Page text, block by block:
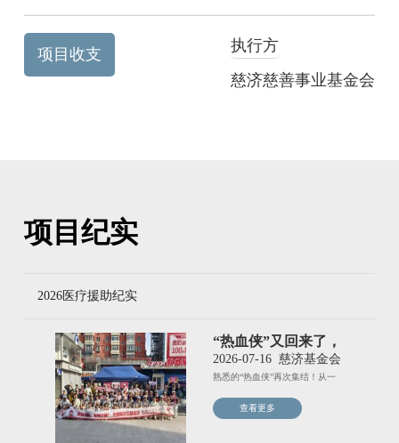
项目收支
执行方
慈济慈善事业基金会
项目纪实
2026医疗援助纪实
“热血侠”又回来了，
有爱又有范儿！
2026-07-16 慈济基金会
熟悉的“热血侠”再次集结！从一
查看更多